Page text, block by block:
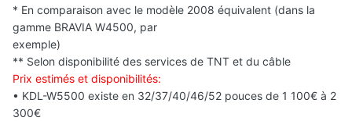
* En comparaison avec le modèle 2008 équivalent (dans la
gamme BRAVIA W4500, par
exemple)
** Selon disponibilité des services de TNT et du câble
Prix estimés et disponibilités:
• KDL-W5500 existe en 32/37/40/46/52 pouces de 1 100€ à 2
300€